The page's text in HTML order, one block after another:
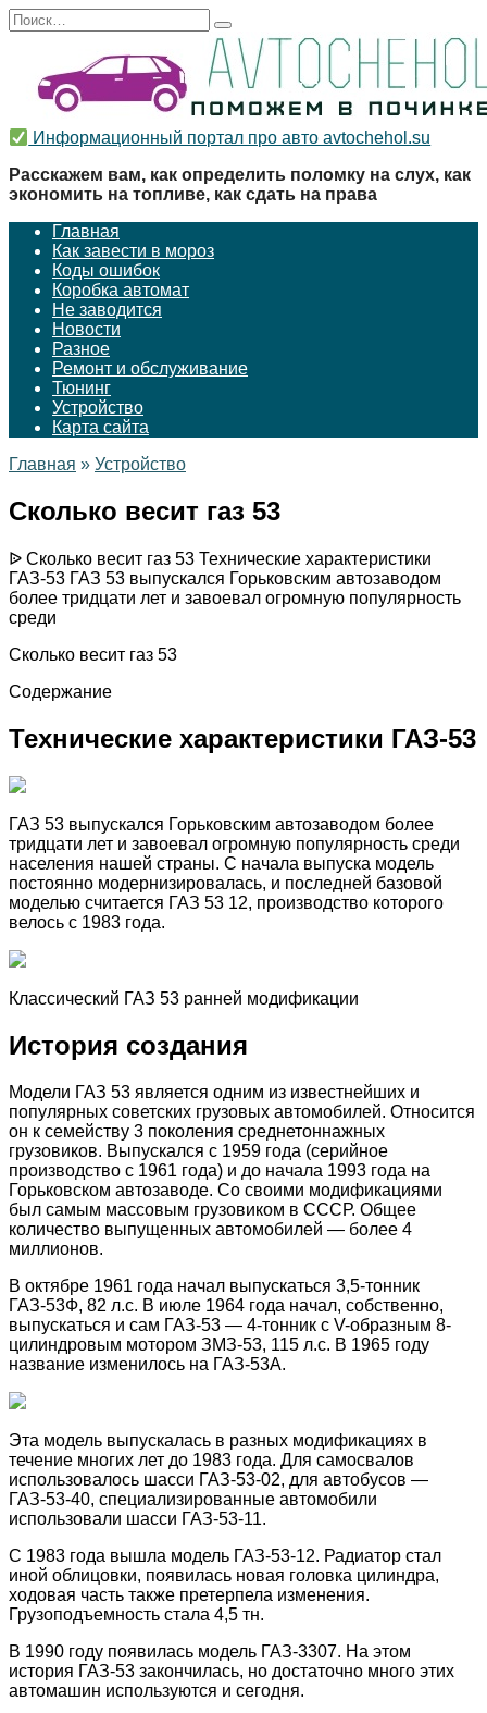
Перейти
к
содержанию
Search
for:
Информационный портал про авто avtochehol.su
Расскажем вам, как определить поломку на слух, как
экономить на топливе, как сдать на права
Главная
Как завести в мороз
Коды ошибок
Коробка автомат
Не заводится
Новости
Разное
Ремонт и обслуживание
Тюнинг
Устройство
Карта сайта
Главная » Устройство
Сколько весит газ 53
ᐉ Сколько весит газ 53 Технические характеристики
ГАЗ-53 ГАЗ 53 выпускался Горьковским автозаводом
более тридцати лет и завоевал огромную популярность
среди
Сколько весит газ 53
Содержание
Технические характеристики ГАЗ-53
ГАЗ 53 выпускался Горьковским автозаводом более
тридцати лет и завоевал огромную популярность среди
населения нашей страны. С начала выпуска модель
постоянно модернизировалась, и последней базовой
моделью считается ГАЗ 53 12, производство которого
велось с 1983 года.
Классический ГАЗ 53 ранней модификации
История создания
Модели ГАЗ 53 является одним из известнейших и
популярных советских грузовых автомобилей. Относится
он к семейству 3 поколения среднетоннажных
грузовиков. Выпускался с 1959 года (серийное
производство с 1961 года) и до начала 1993 года на
Горьковском автозаводе. Со своими модификациями
был самым массовым грузовиком в СССР. Общее
количество выпущенных автомобилей — более 4
миллионов.
В октябре 1961 года начал выпускаться 3,5-тонник
ГАЗ-53Ф, 82 л.с. В июле 1964 года начал, собственно,
выпускаться и сам ГАЗ-53 — 4-тонник с V-образным 8-
цилиндровым мотором ЗМЗ-53, 115 л.с. В 1965 году
название изменилось на ГАЗ-53А.
Эта модель выпускалась в разных модификациях в
течение многих лет до 1983 года. Для самосвалов
использовалось шасси ГАЗ-53-02, для автобусов —
ГАЗ-53-40, специализированные автомобили
использовали шасси ГАЗ-53-11.
С 1983 года вышла модель ГАЗ-53-12. Радиатор стал
иной облицовки, появилась новая головка цилиндра,
ходовая часть также претерпела изменения.
Грузоподъемность стала 4,5 тн.
В 1990 году появилась модель ГАЗ-3307. На этом
история ГАЗ-53 закончилась, но достаточно много этих
автомашин используются и сегодня.